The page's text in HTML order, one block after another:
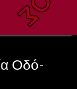
Οδό-